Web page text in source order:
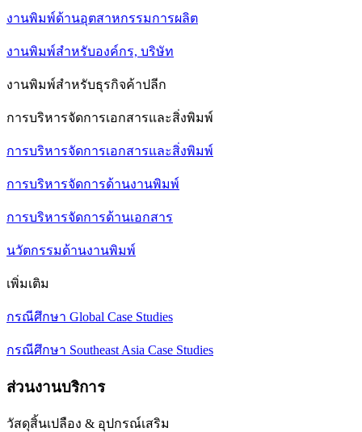
งานพิมพ์ด้านอุตสาหกรรมการผลิต
งานพิมพ์สำหรับองค์กร, บริษัท
งานพิมพ์สำหรับธุรกิจค้าปลีก
การบริหารจัดการเอกสารและสิ่งพิมพ์
การบริหารจัดการเอกสารและสิ่งพิมพ์
การบริหารจัดการด้านงานพิมพ์
การบริหารจัดการด้านเอกสาร
นวัตกรรมด้านงานพิมพ์
เพิ่มเติม
กรณีศึกษา Global Case Studies
กรณีศึกษา Southeast Asia Case Studies
ส่วนงานบริการ
วัสดุสิ้นเปลือง & อุปกรณ์เสริม